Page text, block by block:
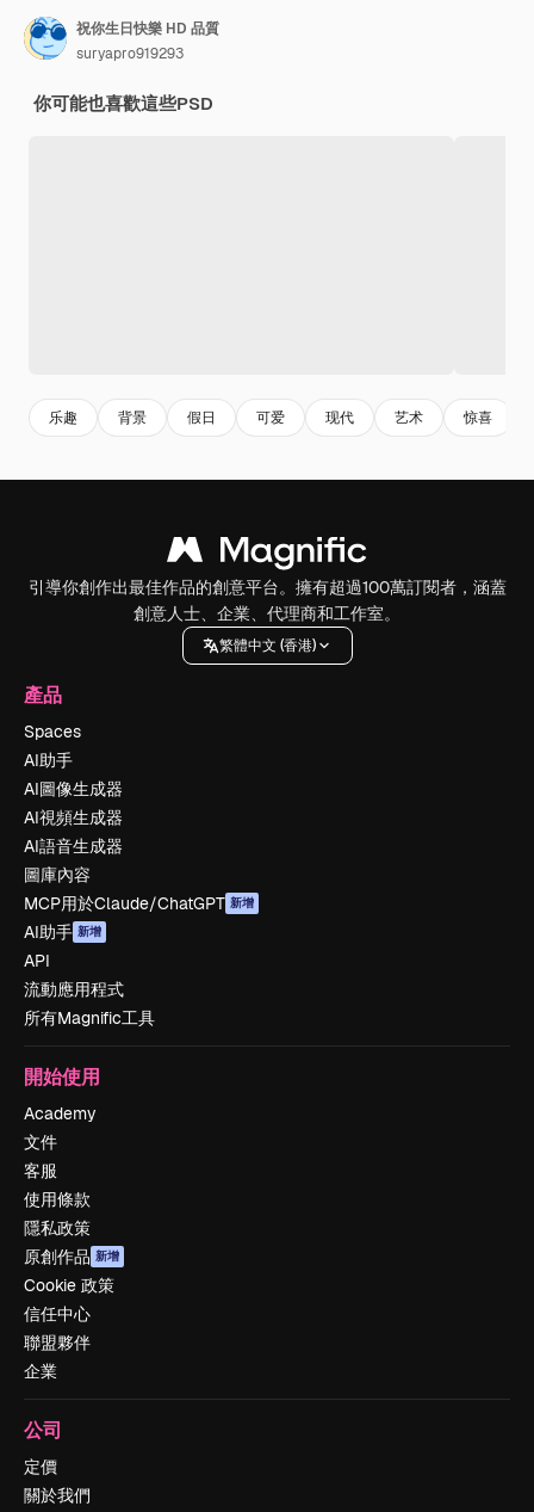
祝你生日快樂 HD 品質
suryapro919293
你可能也喜歡這些PSD
乐趣 背景 假日 可爱 现代 艺术 惊喜
引導你創作出最佳作品的創意平台。擁有超過100萬訂閱者，涵蓋
創意人士、企業、代理商和工作室。
繁體中文 (香港)
產品
Spaces
AI助手
AI圖像生成器
AI視頻生成器
AI語音生成器
圖庫內容
MCP用於Claude/ChatGPT 新增
AI助手 新增
API
流動應用程式
所有Magnific工具
開始使用
Academy
文件
客服
使用條款
隱私政策
原創作品 新增
Cookie 政策
信任中心
聯盟夥伴
企業
公司
定價
關於我們